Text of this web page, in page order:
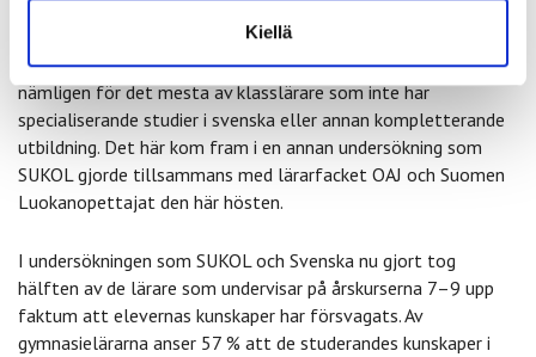
Kiellä
En del av de som svarade på frågorna påstår att man hade
kunnat få en positiv inverkan på sjätte klassen om läraren
hade varit behörig. Undervisningen av B1-svenska ges
nämligen för det mesta av klasslärare som inte har
specialiserande studier i svenska eller annan kompletterande
utbildning. Det här kom fram i en annan undersökning som
SUKOL gjorde tillsammans med lärarfacket OAJ och Suomen
Luokanopettajat den här hösten.
I undersökningen som SUKOL och Svenska nu gjort tog
hälften av de lärare som undervisar på årskurserna 7–9 upp
faktum att elevernas kunskaper har försvagats. Av
gymnasielärarna anser 57 % att de studerandes kunskaper i